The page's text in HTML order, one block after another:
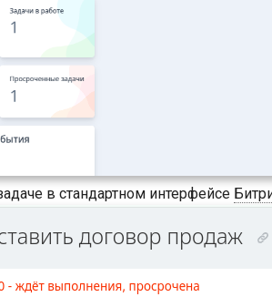
в стандартном интерфейсе